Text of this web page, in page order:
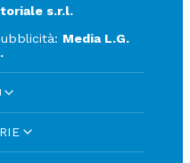
s.r.l.
Media L.G.